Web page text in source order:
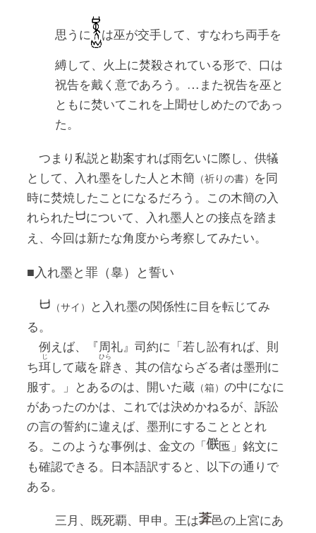
思うに は巫が交手して、すなわち両手を
縛して、火上に焚殺されている形で、口は
祝告を戴く意であろう。…また祝告を巫と
ともに焚いてこれを上聞せしめたのであっ
た。
つまり私説と勘案すれば雨乞いに際し、供犠
として、入れ墨をした人と木簡 （祈りの書）
を同
時に焚焼したことになるだろう。この木簡の入
れられた
について、入れ墨人との接点を踏ま
え、今回は新たな角度から考察してみたい。
■入れ墨と罪（辠）と誓い
（サイ）
と入れ墨の関係性に目を転じてみ
る。
例えば、『周礼』司約に「若し訟有れば、則
ち珥
じ
して蔵を辟
ひら
き、其の信ならざる者は墨刑に
服す。」とあるのは、開いた蔵 （箱） の中になに
があったのかは、これでは決めかねるが、訴訟
の言の誓約に違えば、墨刑にすることととれ
る。このような事例は、金文の「
匜」銘文に
も確認できる。日本語訳すると、以下の通りで
ある。
三月、既死覇、甲申。王は
邑の上宮にあ